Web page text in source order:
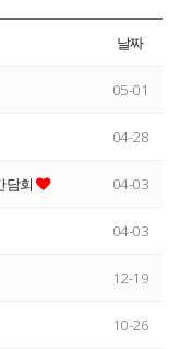
날짜
05-01
04-28
담회 04-03
04-03
12-19
10-26